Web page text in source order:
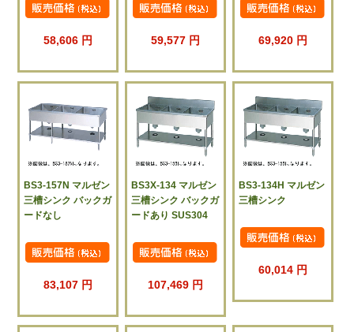
58,606 円 59,577 円 69,920 円
BS3-157N マルゼン
三槽シンク バックガ
ードなし
83,107 円
BS3X-134 マルゼン
三槽シンク バックガ
ードあり SUS304
107,469 円
BS3-134H マルゼン
三槽シンク
60,014 円